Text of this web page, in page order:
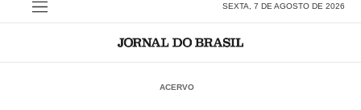
SEXTA, 7 DE AGOSTO DE 2026
ACERVO